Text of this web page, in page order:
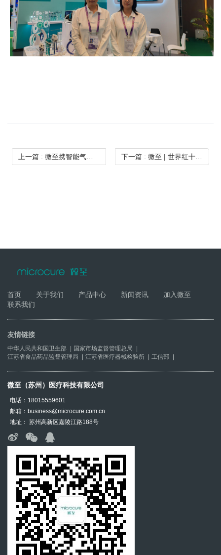
上一篇 : 微至携智能气腹系统亮相广交会 | 微创外科创新获国际认可 下一篇 : 微至 | 世界红十字日
首页 关于我们 产品中心 新闻资讯
加入微至
联系我们
友情链接
中华人民共和国卫生部 | 国家市场监督管理总局
|
江苏省食品药品监督管理局
| 江苏省医疗器械检验所 | 工信部 |
微至（苏州）医疗科技有限公司
电话：18015559601
邮箱：business@microcure.com.cn
地址： 苏州高新区嘉陵江路188号